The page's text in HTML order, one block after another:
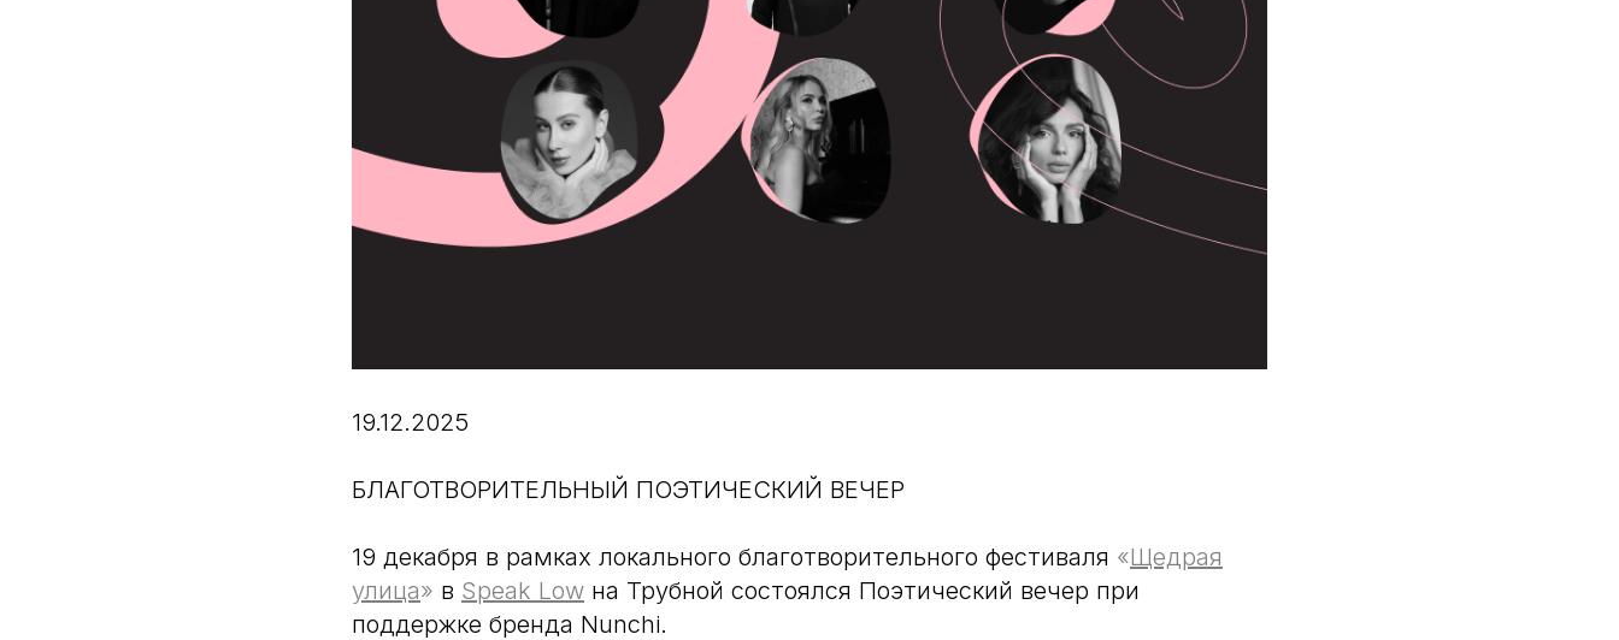
19.12.2025
БЛАГОТВОРИТЕЛЬНЫЙ ПОЭТИЧЕСКИЙ ВЕЧЕР
19 декабря в рамках локального благотворительного фестиваля «Щедрая
улица» в Speak Low на Трубной состоялся Поэтический вечер при
поддержке бренда Nunchi.